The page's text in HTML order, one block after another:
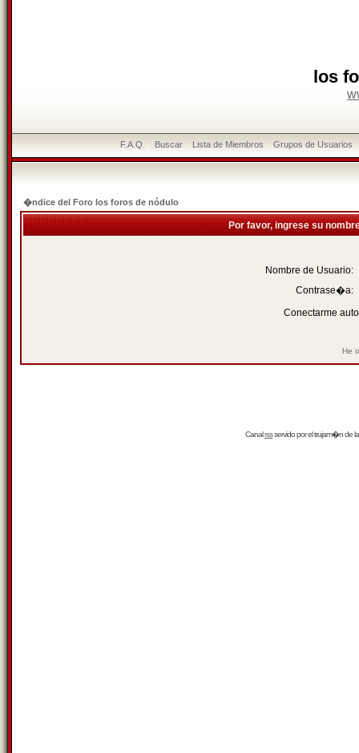
los
F.A.Q. Buscar Lista de Miembros Grupos de Usuarios
�ndice del Foro los foros de nódulo
Por favor, ingrese su
Nombre de Usuario:
Contrase�a:
Conectarme
He
Canalrssservido por eltrujam�nde